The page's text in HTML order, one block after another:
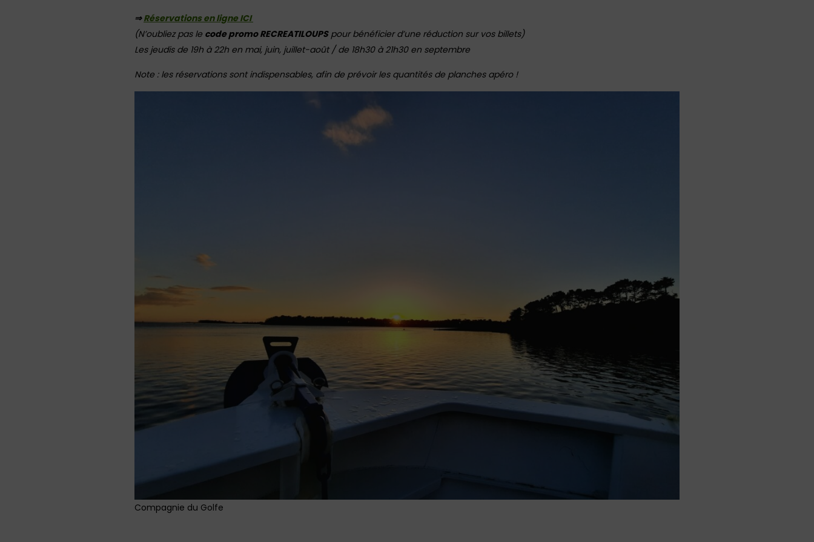
⇒Réservations en ligne ICI
(N’oubliez pas le code promo RECREATILOUPSpour bénéficier d’une réduction sur vos billets)
Les jeudis de 19h à 22h en mai, juin, juillet-août / de 18h30 à 21h30 en septembre
Note : les réservations sont indispensables, afin de prévoir les quantités de planches apéro !
Compagnie du Golfe